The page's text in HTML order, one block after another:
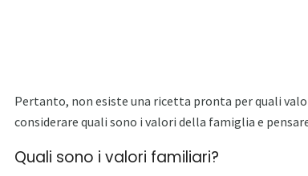
Pertanto, non esiste una ricetta pronta per quali
considerare quali sono i valori della famiglia e
Quali sono i valori familiari?